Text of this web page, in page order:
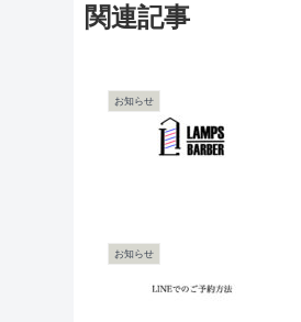
関連記事
お知らせ
お知らせ